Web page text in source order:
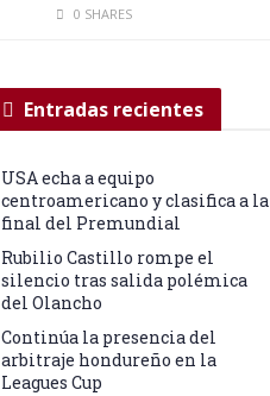
0 SHARES
Entradas recientes
USA echa a equipo
centroamericano y clasifica a la
final del Premundial
Rubilio Castillo rompe el
silencio tras salida polémica
del Olancho
Continúa la presencia del
arbitraje hondureño en la
Leagues Cup